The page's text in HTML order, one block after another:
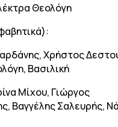
Θεολόγη
Χρήστος
Βασιλική
Μίχου, Γιώργος
Βαγγέλης Σαλευρής,